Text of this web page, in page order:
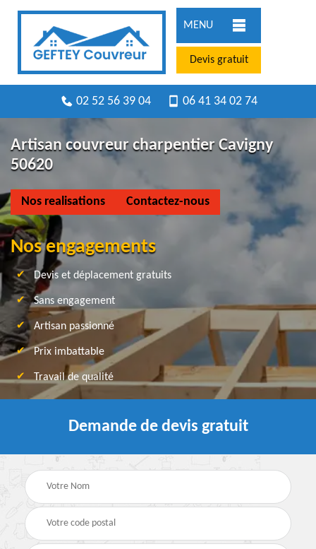
MENU
Devis gratuit
02 52 56 39 04 06 41 34 02 74
Artisan couvreur charpentier Cavigny
50620
Nos realisations Contactez-nous
Nos engagements
Devis et déplacement gratuits
Sans engagement
Artisan passionné
Prix imbattable
Travail de qualité
Demande de devis gratuit